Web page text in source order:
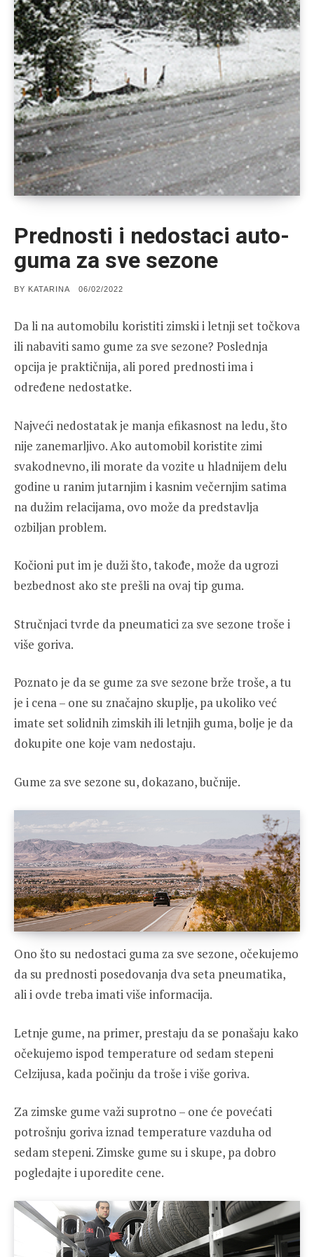
Prednosti i nedostaci auto-
guma za sve sezone
BY KATARINA
POSTED
06/02/2022
Da li na automobilu koristiti zimski i letnji set točkova
ili nabaviti samo gume za sve sezone? Poslednja
opcija je praktičnija, ali pored prednosti ima i
određene nedostatke.
Najveći nedostatak je manja efikasnost na ledu, što
nije zanemarljivo. Ako automobil koristite zimi
svakodnevno, ili morate da vozite u hladnijem delu
godine u ranim jutarnjim i kasnim večernjim satima
na dužim relacijama, ovo može da predstavlja
ozbiljan problem.
Kočioni put im je duži što, takođe, može da ugrozi
bezbednost ako ste prešli na ovaj tip guma.
Stručnjaci tvrde da pneumatici za sve sezone troše i
više goriva.
Poznato je da se gume za sve sezone brže troše, a tu
je i cena – one su značajno skuplje, pa ukoliko već
imate set solidnih zimskih ili letnjih guma, bolje je da
dokupite one koje vam nedostaju.
Gume za sve sezone su, dokazano, bučnije.
Ono što su nedostaci guma za sve sezone, očekujemo
da su prednosti posedovanja dva seta pneumatika,
ali i ovde treba imati više informacija.
Letnje gume, na primer, prestaju da se ponašaju kako
očekujemo ispod temperature od sedam stepeni
Celzijusa, kada počinju da troše i više goriva.
Za zimske gume važi suprotno – one će povećati
potrošnju goriva iznad temperature vazduha od
sedam stepeni. Zimske gume su i skupe, pa dobro
pogledajte i uporedite cene.